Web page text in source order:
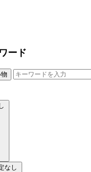
ード
なし